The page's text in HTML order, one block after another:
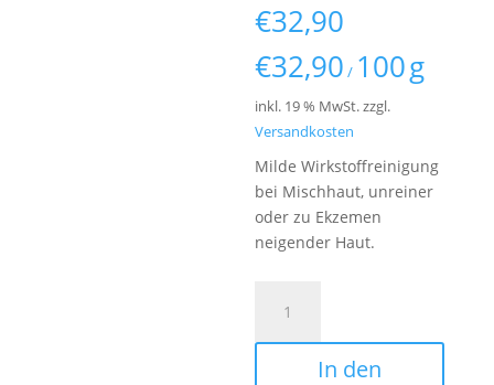
€32,90
€32,90 / 100g
inkl. 19 % MwSt.zzgl.
Versandkosten
Milde Wirkstoffreinigung
bei Mischhaut, unreiner
oder zu Ekzemen
neigender Haut.
Skincare
Balance
CleansingIn den